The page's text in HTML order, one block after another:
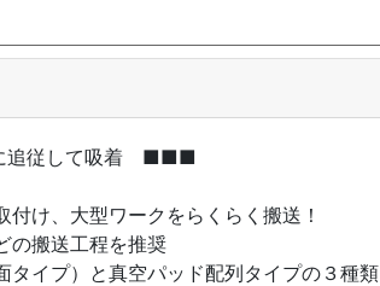
追従して吸着 ■■■
、大型ワークをらくらく搬送！
搬送工程を推奨
プ）と真空パッド配列タイプの３種類